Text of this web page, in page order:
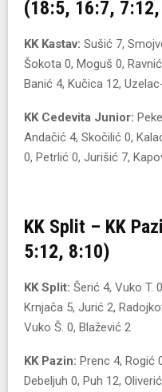
(18:5, 16:7,
KK Kastav: Sušić 7,
Šokota 0, Moguš 0,
Banić 4, Kučica 12,
KK Cedevita Junior:
Andačić 4, Skočilić 0,
0, Petrlić 0, Jurišić 7,
KK Split – KK
5:12, 8:10)
KK Split: Šerić 4, Vuko T.
Krnjača 5, Jurić 2,
Vuko Š. 0, Blažević 2
KK Pazin: Prenc 4, Rogić
Debeljuh 0, Puh 12,